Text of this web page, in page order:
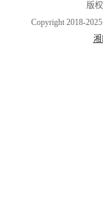
版
Copyright 2018-
湘